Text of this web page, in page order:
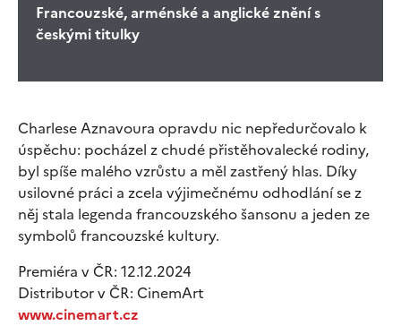
Francouzské, arménské a anglické znění s
českými titulky
Charlese Aznavoura opravdu nic nepředurčovalo k
úspěchu: pocházel z chudé přistěhovalecké rodiny,
byl spíše malého vzrůstu a měl zastřený hlas. Díky
usilovné práci a zcela výjimečnému odhodlání se z
něj stala legenda francouzského šansonu a jeden ze
symbolů francouzské kultury.
Premiéra v ČR: 12.12.2024
Distributor v ČR: CinemArt
www.cinemart.cz